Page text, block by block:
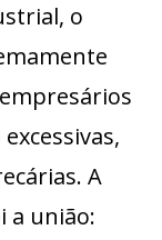
o
A
a união: